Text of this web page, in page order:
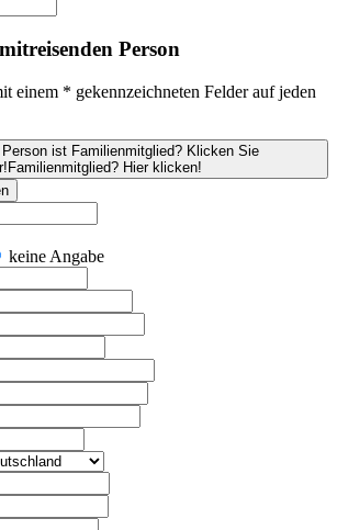
Person
einem * gekennzeichneten Felder auf jeden
ist Familienmitglied? Klicken Sie
Familienmitglied? Hier klicken!
keine Angabe